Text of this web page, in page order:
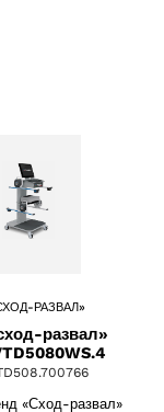
РАЗВАЛ»
развал»
«Сход-развал»